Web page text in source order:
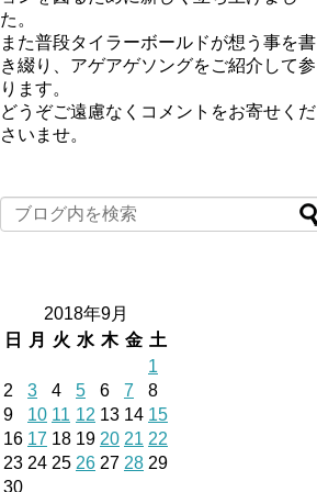
た。
また普段タイラーボールドが想う事を書
き綴り、アゲアゲソングをご紹介して参
ります。
どうぞご遠慮なくコメントをお寄せくだ
さいませ。
2018年9月
日
月 火 水 木 金 土
1
2
3 4 5 6 7
8
9
10 11 12 13 14 15
16 17 18 19 20 21 22
23 24 25 26 27 28 29
30